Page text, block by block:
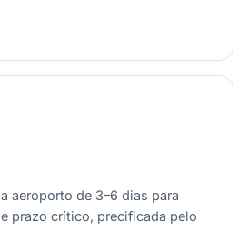
aeroporto de 3–6 dias para
prazo crítico, precificada pelo